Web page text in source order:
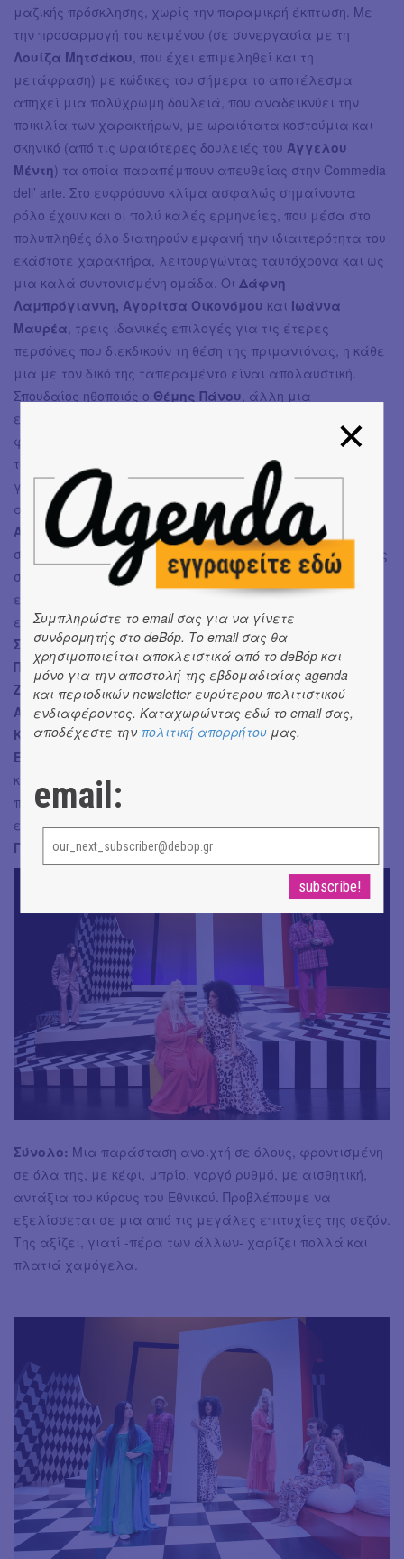
μαζικής πρόσκλησης, χωρίς την παραμικρή έκπτωση. Με
την προσαρμογή του κειμένου (σε συνεργασία με τη
Λουίζα Μητσάκου, που έχει επιμεληθεί και τη
μετάφραση) με κώδικες του σήμερα το αποτέλεσμα
απηχεί μια πολύχρωμη δουλειά, που αναδεικνύει την
ποικιλία των χαρακτήρων, με ωραιότατα κοστούμια και
σκηνικό (από τις ωραιότερες δουλειές του Άγγελου
Μέντη) τα οποία παραπέμπουν απευθείας στην Commedia
dell’ arte. Στο ευφρόσυνο κλίμα ασφαλώς σημαίνοντα
ρόλο έχουν και οι πολύ καλές ερμηνείες, που μέσα στο
πολυπληθές όλο διατηρούν εμφανή την ιδιαιτερότητα του
εκάστοτε χαρακτήρα, λειτουργώντας ταυτόχρονα και ως
μια καλά συντονισμένη ομάδα. Οι Δάφνη
Λαμπρόγιαννη, Αγορίτσα Οικονόμου και Ιωάννα
Μαυρέα, τρεις ιδανικές επιλογές για τις έτερες
περσόνες που διεκδικούν τη θέση της πριμαντόνας, η κάθε
μια με τον δικό της ταπεραμέντο είναι απολαυστική.
Σπουδαίος ηθοποιός ο Θέμης Πάνου, άλλη μια
ευκαιρία να το επιβεβαιώσουμε, σε έναν ρόλο αυτήν τη
φορά κατεξοχήν κωμικό (Τούρκος ιμπρεσάριος), που δεν
τον έχουμε συνηθίσει, αποδεικνύοντας το εύρος της
γκάμας του. Συμπαθέστατος ο
Σπύρος Μπιμπίλας
αεικίνητος στον ρόλο του μεσάζοντα. Η ερμηνεία του
Αλέξανδρου Μυλωνά (Κόμης) μας φάνηκε λίγο
σφιγμένη, πιο συγκρατημένη από ό,τι απαιτεί ένας ρόλος
σοβαρού χαρακτήρα μεν εντός όμως ενός γενικότερα
εύθυμου πλαισίου. Ικανοποιητικά κινήθηκαν και οι λοιποί
ερμηνευτές στους δεύτερους ρόλους (Ταξιάρχης Χάνος,
Στράτος Χρήστου, Λαέρτης Μαλκότσης, Παναγιώτης
Παναγόπουλος, Βάσια Ζαχαροπούλου, Αλίκη
Ζαχαροπούλου, Αντώνης Αντωνιάδης, Πάνος
Αποστολόπουλος, Σμαράγδα Κάκκινου, Αλέξανδρος
Κωτσόπουλος, Κατερίνα Πλεξίδα, Περικλής Σιούντας,
Εύα Φρακτοπούλου
καλά ασκημένοι και συμπλήρωναν επιτυχώς το παζλ του
πολυπρόσωπου θεατρικού σύμπαντος, μέλη του οποίου
εκπροσωπούσαν. Σε σύννομο πνεύμα η μουσική του
Γιώργου Δούσου.
Σύνολο: Μια παράσταση ανοιχτή σε όλους, φροντισμένη
σε όλα της, με κέφι, μπρίο, γοργό ρυθμό, με αισθητική,
αντάξια του κύρους του Εθνικού. Προβλέπουμε να
εξελίσσεται σε μια από τις μεγάλες επιτυχίες της σεζόν.
Της αξίζει, γιατί -πέρα των άλλων- χαρίζει πολλά και
πλατιά χαμόγελα.
Συμπληρώστε το email σας για να γίνετε
συνδρομητής στο deBόp. Το email σας θα
χρησιμοποιείται αποκλειστικά από το deBόp και
μόνο για την αποστολή της εβδομαδιαίας agenda
και περιοδικών newsletter ευρύτερου πολιτιστικού
ενδιαφέροντος. Καταχωρώντας εδώ το email σας,
αποδέχεστε την πολιτική απορρήτου μας.
email: